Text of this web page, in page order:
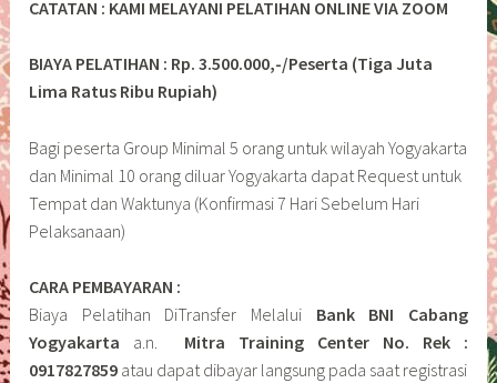
CATATAN : KAMI MELAYANI PELATIHAN ONLINE VIA ZOOM
BIAYA PELATIHAN : Rp. 3.500.000,-/Peserta (Tiga Juta
Lima Ratus Ribu Rupiah)
Bagi peserta Group Minimal 5 orang untuk wilayah Yogyakarta
dan Minimal 10 orang diluar Yogyakarta dapat Request untuk
Tempat dan Waktunya (Konfirmasi 7 Hari Sebelum Hari
Pelaksanaan)
CARA PEMBAYARAN :
Biaya Pelatihan DiTransfer Melalui Bank BNI Cabang
Yogyakarta a.n. Mitra Training Center No. Rek :
0917827859 atau dapat dibayar langsung pada saat registrasi